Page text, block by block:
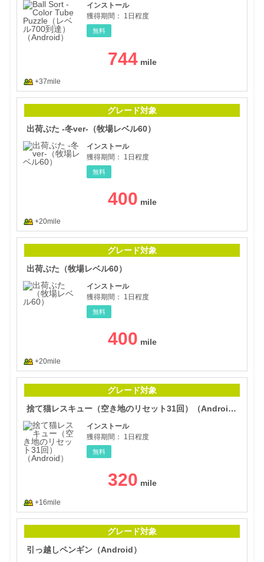
インストール
獲得期間：
1日程度
無料
744
+37mile
グレード対象
出荷ぶた -冬ver-（牧場レベル60）
インストール
獲得期間：
1日程度
無料
400
+20mile
グレード対象
出荷ぶた（牧場レベル60）
インストール
獲得期間：
1日程度
無料
400
+20mile
グレード対象
捨て猫レスキュー（空き地のリセット31回）（Android）
インストール
獲得期間：
1日程度
無料
320
+16mile
グレード対象
引っ越しペンギン（Android）